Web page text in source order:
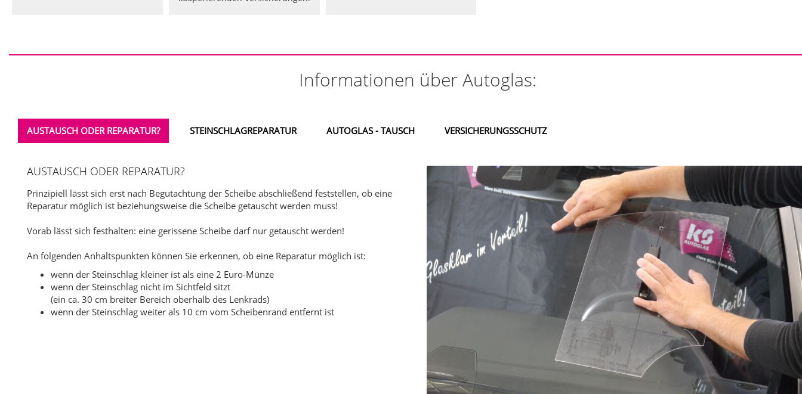
Informationen über Autoglas:
AUSTAUSCH ODER REPARATUR? STEINSCHLAGREPARATUR AUTOGLAS - TAUSCH VERSICHERUNGSSCHUTZ
AUSTAUSCH ODER REPARATUR?
Prinzipiell lässt sich erst nach Begutachtung der Scheibe abschließend feststellen, ob eine
Reparatur möglich ist beziehungsweise die Scheibe getauscht werden muss!
Vorab lässt sich festhalten: eine gerissene Scheibe darf nur getauscht werden!
An folgenden Anhaltspunkten können Sie erkennen, ob eine Reparatur möglich ist:
wenn der Steinschlag kleiner ist als eine 2 Euro-Münze
wenn der Steinschlag nicht im Sichtfeld sitzt
(ein ca. 30 cm breiter Bereich oberhalb des Lenkrads)
wenn der Steinschlag weiter als 10 cm vom Scheibenrand entfernt ist